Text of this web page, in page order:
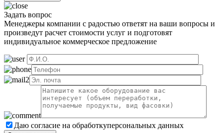
Задать вопрос
Менеджеры компании с радостью ответят на ваши вопросы и
произведут расчет стоимости услуг и подготовят
индивидуальное коммерческое предложение
Даю согласие на обработкуперсональных данных